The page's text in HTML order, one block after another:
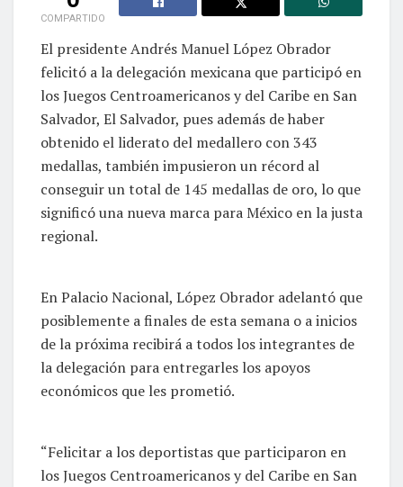
COMPARTIDO
El presidente Andrés Manuel López Obrador
felicitó a la delegación mexicana que participó en
los Juegos Centroamericanos y del Caribe en San
Salvador, El Salvador, pues además de haber
obtenido el liderato del medallero con 343
medallas, también impusieron un récord al
conseguir un total de 145 medallas de oro, lo que
significó una nueva marca para México en la justa
regional.
En Palacio Nacional, López Obrador adelantó que
posiblemente a finales de esta semana o a inicios
de la próxima recibirá a todos los integrantes de
la delegación para entregarles los apoyos
económicos que les prometió.
“Felicitar a los deportistas que participaron en
los Juegos Centroamericanos y del Caribe en San